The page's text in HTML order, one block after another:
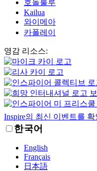
호놀룰루
Kailua
와이메아
카폴레이
영감 리소스:
Inspire의 최신 이벤트를
한국어
English
Français
日本語